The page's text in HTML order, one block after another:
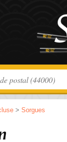
> Sorgues